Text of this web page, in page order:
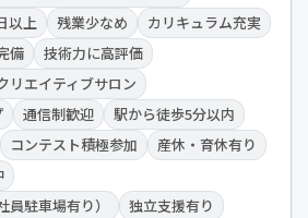
以上
残業少なめ
カリキュラム充実
備
技術力に高評価
リエイティブサロン
通信制歓迎
駅から徒歩5分以内
コンテスト積極参加
産休・育休有り
駐車場有り）
独立支援有り